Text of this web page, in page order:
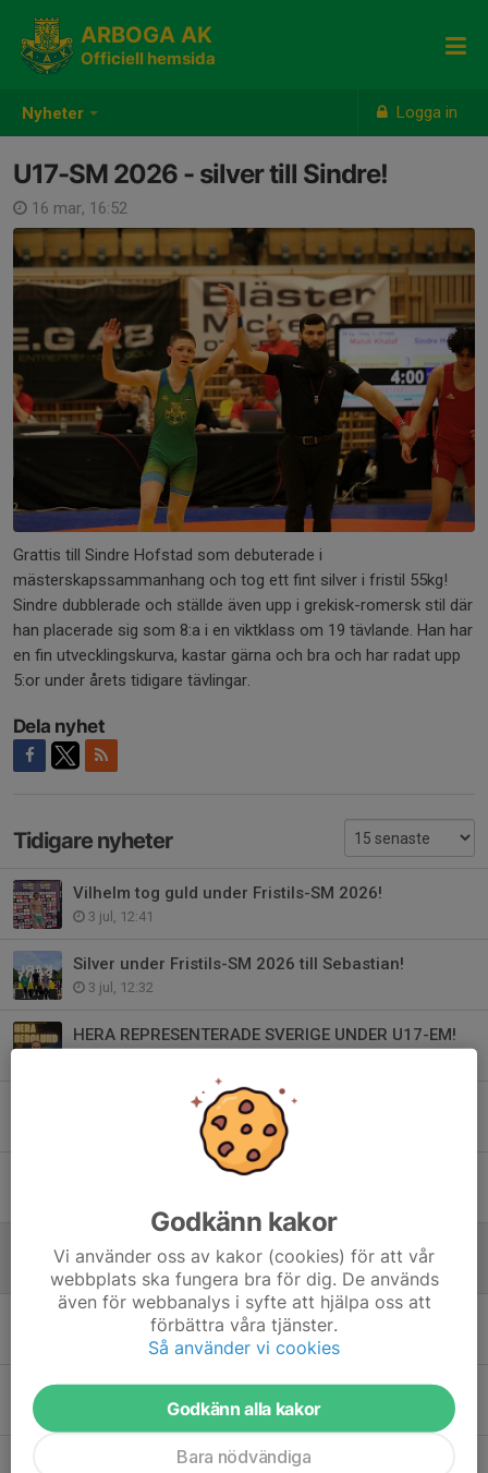
Nyheter Logga in
ARBOGA AK
Officiell hemsida
U17-SM 2026 - silver till Sindre!
16 mar, 16:52
Grattis till Sindre Hofstad som debuterade i
mästerskapssammanhang och tog ett fint silver i fristil 55kg!
Sindre dubblerade och ställde även upp i grekisk-romersk stil där
han placerade sig som 8:a i en viktklass om 19 tävlande. Han har
en fin utvecklingskurva, kastar gärna och bra och har radat upp
5:or under årets tidigare tävlingar.
Dela nyhet
Tidigare nyheter
Vilhelm tog guld under Fristils-SM 2026!
3 jul, 12:41
Silver under Fristils-SM 2026 till Sebastian!
3 jul, 12:32
HERA REPRESENTERADE SVERIGE UNDER U17-EM!
Evelina 5:a på EM 2026!
U17-SM 2026 - Hera försvarade sitt guld!
U17-SM 2026 - silver till Sindre!
16 mar, 16:52
U17-SM 2026 - brons till Elias!
16 mar, 16:51
Svenska mästerskapen i brottning 2026!
16 mar, 16:49
EVELINA TILL VM!
Godkänn kakor
Vi använder oss av kakor (cookies) för att vår
webbplats ska fungera bra för dig. De används
även för webbanalys i syfte att hjälpa oss att
förbättra våra tjänster.
Så använder vi cookies
Godkänn alla kakor
Bara nödvändiga